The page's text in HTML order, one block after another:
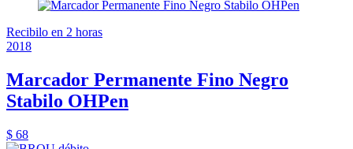
Recibilo en 2 horas
2018
Marcador Permanente Fino Negro
Stabilo OHPen
$ 68